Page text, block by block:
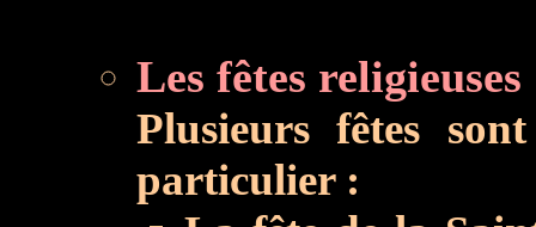
Les fêtes religieuses
Plusieurs fêtes
particulier :